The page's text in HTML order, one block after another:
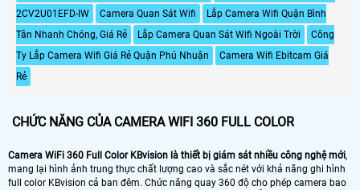
2CV2U01EFD-IW
Camera Quan Sát Wifi
Lắp Camera Wifi Quận Bình
Tân Nhanh Chóng, Giá Rẻ
Lắp Camera Quan Sát Wifi Ngoài Trời
Công
Ty Lắp Camera Wifi Giá Rẻ Quận Phú Nhuận
Camera Wifi Ebitcam Giá
Rẻ
CHỨC NĂNG CỦA CAMERA WIFI 360 FULL COLOR
Camera WiFi 360 Full Color KBvision là thiết bị giám sát nhiều công nghệ mới,
mang lại hình ảnh trung thực chất lượng cao và sắc nét với khả năng ghi hình
full color KBvision cả ban đêm. Chức năng quay 360 độ cho phép camera bao